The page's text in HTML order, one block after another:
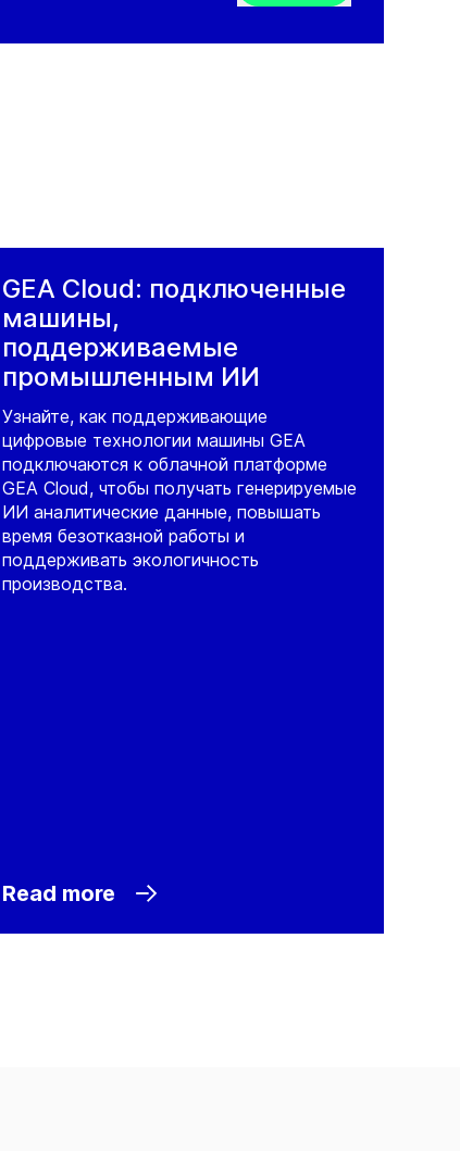
GEA Cloud: подключенные
машины,
поддерживаемые
промышленным ИИ
Узнайте, как поддерживающие
цифровые технологии машины GEA
подключаются к облачной платформе
GEA Cloud, чтобы получать генерируемые
ИИ аналитические данные, повышать
время безотказной работы и
поддерживать экологичность
производства.
Read more